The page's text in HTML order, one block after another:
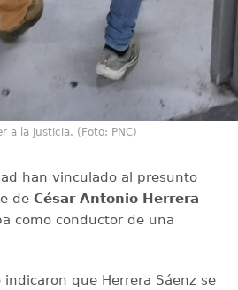
a la justicia. (Foto: PNC)
han vinculado al presunto
de César Antonio Herrera
como conductor de una
que Herrera Sáenz se